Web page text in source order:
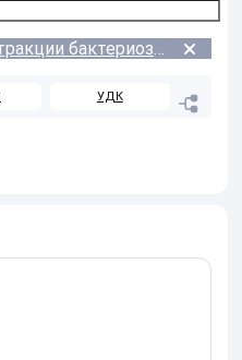
Ключ. фраза: Методы экстракции бактериозов
УДК